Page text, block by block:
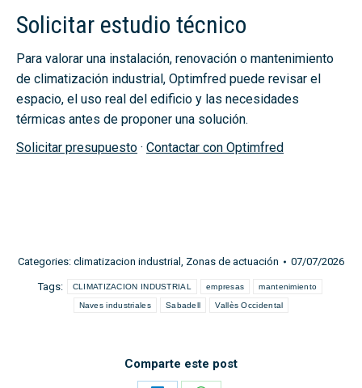
Solicitar estudio técnico
Para valorar una instalación, renovación o mantenimiento
de climatización industrial, Optimfred puede revisar el
espacio, el uso real del edificio y las necesidades
térmicas antes de proponer una solución.
Solicitar presupuesto · Contactar con Optimfred
Categories: climatizacion industrial , Zonas de actuación 07/07/2026
Tags: CLIMATIZACION INDUSTRIAL empresas mantenimiento
Naves industriales Sabadell Vallès Occidental
Comparte este post